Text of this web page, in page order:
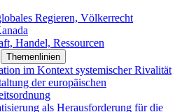
Regieren, Völkerrecht
Handel, Ressourcen
Themenlinien
im Kontext systemischer Rivalität
der europäischen
als Herausforderung für die